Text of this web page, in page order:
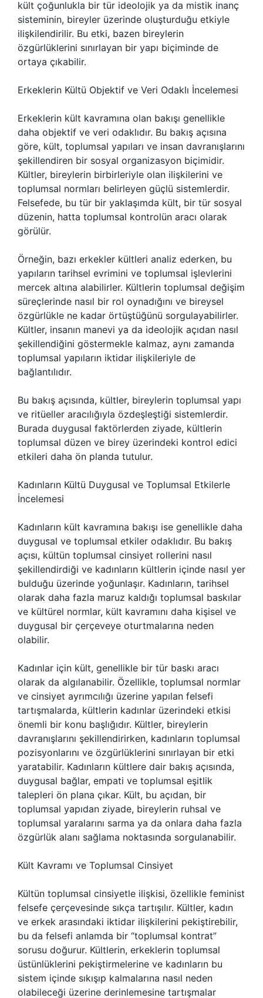
kült çoğunlukla bir tür ideolojik ya da mistik inanç
sisteminin, bireyler üzerinde oluşturduğu etkiyle
ilişkilendirilir. Bu etki, bazen bireylerin
özgürlüklerini sınırlayan bir yapı biçiminde de
ortaya çıkabilir.
Erkeklerin Kültü Objektif ve Veri Odaklı İncelemesi
Erkeklerin kült kavramına olan bakışı genellikle
daha objektif ve veri odaklıdır. Bu bakış açısına
göre, kült, toplumsal yapıları ve insan davranışlarını
şekillendiren bir sosyal organizasyon biçimidir.
Kültler, bireylerin birbirleriyle olan ilişkilerini ve
toplumsal normları belirleyen güçlü sistemlerdir.
Felsefede, bu tür bir yaklaşımda kült, bir tür sosyal
düzenin, hatta toplumsal kontrolün aracı olarak
görülür.
Örneğin, bazı erkekler kültleri analiz ederken, bu
yapıların tarihsel evrimini ve toplumsal işlevlerini
mercek altına alabilirler. Kültlerin toplumsal değişim
süreçlerinde nasıl bir rol oynadığını ve bireysel
özgürlükle ne kadar örtüştüğünü sorgulayabilirler.
Kültler, insanın manevi ya da ideolojik açıdan nasıl
şekillendiğini göstermekle kalmaz, aynı zamanda
toplumsal yapıların iktidar ilişkileriyle de
bağlantılıdır.
Bu bakış açısında, kültler, bireylerin toplumsal yapı
ve ritüeller aracılığıyla özdeşleştiği sistemlerdir.
Burada duygusal faktörlerden ziyade, kültlerin
toplumsal düzen ve birey üzerindeki kontrol edici
etkileri daha ön planda tutulur.
Kadınların Kültü Duygusal ve Toplumsal Etkilerle
İncelemesi
Kadınların kült kavramına bakışı ise genellikle daha
duygusal ve toplumsal etkiler odaklıdır. Bu bakış
açısı, kültün toplumsal cinsiyet rollerini nasıl
şekillendirdiği ve kadınların kültlerin içinde nasıl yer
bulduğu üzerinde yoğunlaşır. Kadınların, tarihsel
olarak daha fazla maruz kaldığı toplumsal baskılar
ve kültürel normlar, kült kavramını daha kişisel ve
duygusal bir çerçeveye oturtmalarına neden
olabilir.
Kadınlar için kült, genellikle bir tür baskı aracı
olarak da algılanabilir. Özellikle, toplumsal normlar
ve cinsiyet ayrımcılığı üzerine yapılan felsefi
tartışmalarda, kültlerin kadınlar üzerindeki etkisi
önemli bir konu başlığıdır. Kültler, bireylerin
davranışlarını şekillendirirken, kadınların toplumsal
pozisyonlarını ve özgürlüklerini sınırlayan bir etki
yaratabilir. Kadınların kültlere dair bakış açısında,
duygusal bağlar, empati ve toplumsal eşitlik
talepleri ön plana çıkar. Kült, bu açıdan, bir
toplumsal yapıdan ziyade, bireylerin ruhsal ve
toplumsal yaralarını sarma ya da onlara daha fazla
özgürlük alanı sağlama noktasında sorgulanabilir.
Kült Kavramı ve Toplumsal Cinsiyet
Kültün toplumsal cinsiyetle ilişkisi, özellikle feminist
felsefe çerçevesinde sıkça tartışılır. Kültler, kadın
ve erkek arasındaki iktidar ilişkilerini pekiştirebilir,
bu da felsefi anlamda bir “toplumsal kontrat”
sorusu doğurur. Kültlerin, erkeklerin toplumsal
üstünlüklerini pekiştirmelerine ve kadınların bu
sistem içinde sıkışıp kalmalarına nasıl neden
olabileceği üzerine derinlemesine tartışmalar